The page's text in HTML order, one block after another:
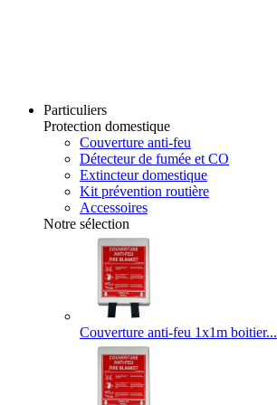
Particuliers
Protection domestique
Couverture anti-feu
Détecteur de fumée et CO
Extincteur domestique
Kit prévention routière
Accessoires
Notre sélection
Couverture anti-feu 1x1m boitier...